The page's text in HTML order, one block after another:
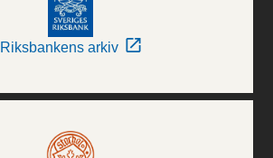
Riksbankens arkiv